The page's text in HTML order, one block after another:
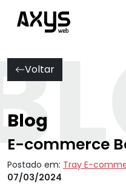
Voltar
Blog
E-commerce
Postado em: Tray E-
07/03/2024